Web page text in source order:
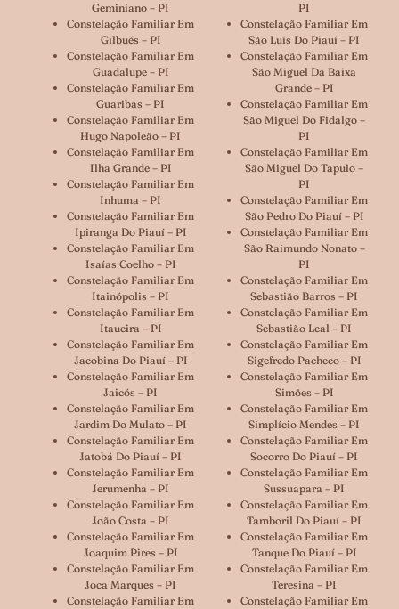
Geminiano – PI
Constelação Familiar Em
Gilbués – PI
Constelação Familiar Em
Guadalupe – PI
Constelação Familiar Em
Guaribas – PI
Constelação Familiar Em
Hugo Napoleão – PI
Constelação Familiar Em
Ilha Grande – PI
Constelação Familiar Em
Inhuma – PI
Constelação Familiar Em
Ipiranga Do Piauí – PI
Constelação Familiar Em
Isaías Coelho – PI
Constelação Familiar Em
Itainópolis – PI
Constelação Familiar Em
Itaueira – PI
Constelação Familiar Em
Jacobina Do Piauí – PI
Constelação Familiar Em
Jaicós – PI
Constelação Familiar Em
Jardim Do Mulato – PI
Constelação Familiar Em
Jatobá Do Piauí – PI
Constelação Familiar Em
Jerumenha – PI
Constelação Familiar Em
João Costa – PI
Constelação Familiar Em
Joaquim Pires – PI
Constelação Familiar Em
Joca Marques – PI
Constelação Familiar Em
PI
Constelação Familiar Em
São Luís Do Piauí – PI
Constelação Familiar Em
São Miguel Da Baixa
Grande – PI
Constelação Familiar Em
São Miguel Do Fidalgo –
PI
Constelação Familiar Em
São Miguel Do Tapuio –
PI
Constelação Familiar Em
São Pedro Do Piauí – PI
Constelação Familiar Em
São Raimundo Nonato –
PI
Constelação Familiar Em
Sebastião Barros – PI
Constelação Familiar Em
Sebastião Leal – PI
Constelação Familiar Em
Sigefredo Pacheco – PI
Constelação Familiar Em
Simões – PI
Constelação Familiar Em
Simplício Mendes – PI
Constelação Familiar Em
Socorro Do Piauí – PI
Constelação Familiar Em
Sussuapara – PI
Constelação Familiar Em
Tamboril Do Piauí – PI
Constelação Familiar Em
Tanque Do Piauí – PI
Constelação Familiar Em
Teresina – PI
Constelação Familiar Em